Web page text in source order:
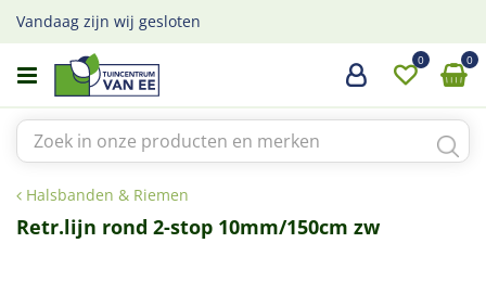
a
Halsbanden & Riemen
Vandaag zijn wij gesloten
Retr.lijn rond 2-stop 10mm/150cm zw